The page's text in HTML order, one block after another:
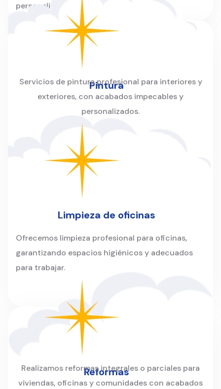
personalizados para hogares y empresas.
Pintura
Servicios de pintura profesional para interiores y
exteriores, con acabados impecables y
personalizados.
Limpieza de oficinas
Ofrecemos limpieza profesional para oficinas,
garantizando espacios higiénicos y adecuados
para trabajar.
Reformas
Realizamos reformas integrales o parciales para
viviendas, oficinas y comunidades con acabados